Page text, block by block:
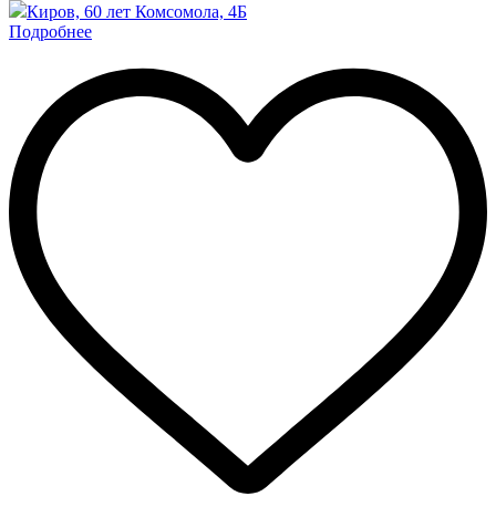
Киров, ​60 лет Комсомола, 4Б
Подробнее